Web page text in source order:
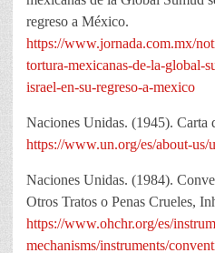
regreso a México.
https://www.jornada.com.mx/
tortura-mexicanas-de-la-global-
israel-en-su-regreso-a-mexico
Naciones Unidas. (1945). Carta
https://www.un.org/es/about-us/
Naciones Unidas. (1984).
Otros Tratos o Penas Crueles,
https://www.ohchr.org/es/
mechanisms/instruments/